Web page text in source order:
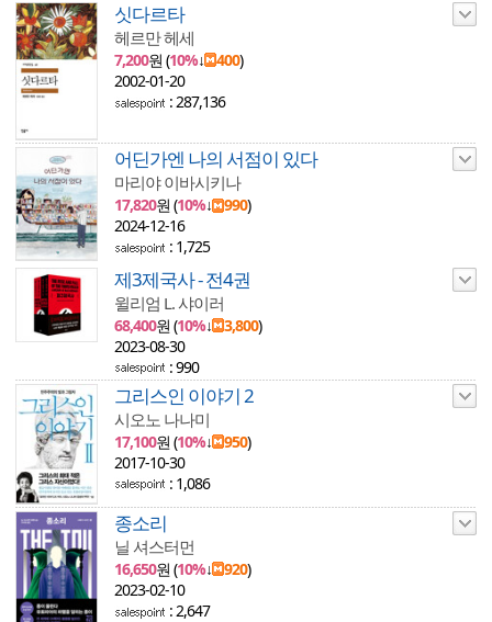
싯다르타
헤르만 헤세
7,200원 (10%↓ 400)
2002-01-20
: 287,136
어딘가엔 나의 서점이 있다
마리야 이바시키나
17,820원 (10%↓ 990)
2024-12-16
: 1,725
제3제국사 - 전4권
윌리엄 L. 샤이러
68,400원 (10%↓ 3,800)
2023-08-30
: 990
그리스인 이야기 2
시오노 나나미
17,100원 (10%↓ 950)
2017-10-30
: 1,086
종소리
닐 셔스터먼
16,650원 (10%↓ 920)
2023-02-10
: 2,647